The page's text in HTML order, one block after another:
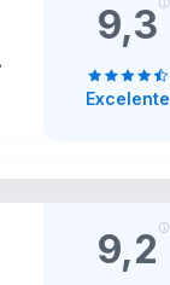
9,3
Excelente
9,2